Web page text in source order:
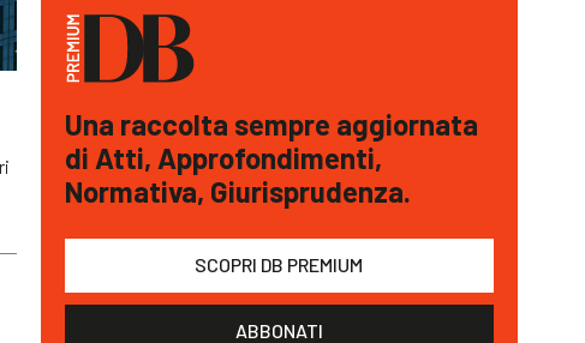
Una raccolta sempre aggiornata
di Atti, Approfondimenti,
Normativa, Giurisprudenza.
SCOPRI DB PREMIUM
ABBONATI